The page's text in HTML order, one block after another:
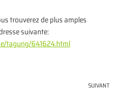
trouverez de plus amples
suivante:
tagung/641624.html
SUIVANT